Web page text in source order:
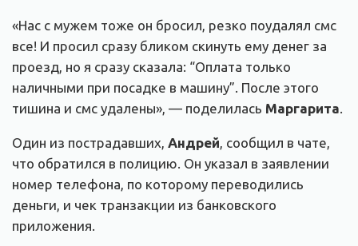
«Нас с мужем тоже он бросил, резко поудалял смс
все! И просил сразу бликом скинуть ему денег за
проезд, но я сразу сказала: “Оплата только
наличными при посадке в машину”. После этого
тишина и смс удалены», — поделилась Маргарита.
Один из пострадавших, Андрей, сообщил в чате,
что обратился в полицию. Он указал в заявлении
номер телефона, по которому переводились
деньги, и чек транзакции из банковского
приложения.